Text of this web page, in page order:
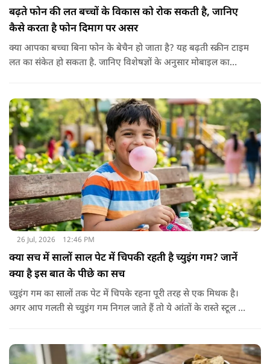
बढ़ते फोन की लत बच्चों के विकास को रोक सकती है, जानिए
कैसे करता है फोन दिमाग पर असर
क्या आपका बच्चा बिना फोन के बेचैन हो जाता है? यह बढ़ती स्क्रीन टाइम
लत का संकेत हो सकता है. जानिए विशेषज्ञों के अनुसार मोबाइल का
26 Jul, 2026 12:46 PM
क्या सच में सालों साल पेट में चिपकी रहती है च्युइंग गम? जानें
क्या है इस बात के पीछे का सच
च्युइंग गम का सालों तक पेट में चिपके रहना पूरी तरह से एक मिथक है।
अगर आप गलती से च्युइंग गम निगल जाते हैं तो ये आंतों के रास्ते स्टूल में
नहीं बनाता जो इसे तोड़ सके या पचा सके।